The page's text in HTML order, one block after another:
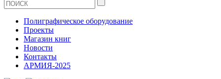
Полиграфическое оборудование
Проекты
Магазин книг
Новости
Контакты
АРМИЯ-2025